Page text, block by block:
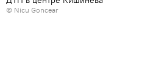
© Nicu Goncear